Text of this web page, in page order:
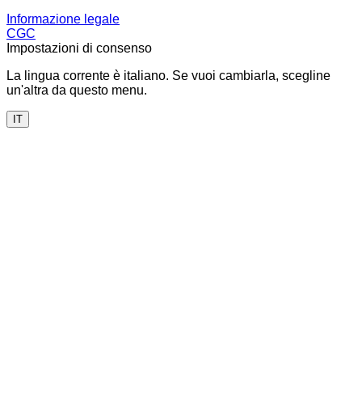
Informazione legale
CGC
Impostazioni di consenso
La lingua corrente è italiano. Se vuoi cambiarla, scegline
un'altra da questo menu.
IT